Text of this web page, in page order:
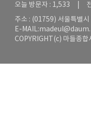
오늘 방문자 : 1,533 | 전
주소 : (01759) 서울특별
E-MAIL:
COPYRIGHT(c) 마들종